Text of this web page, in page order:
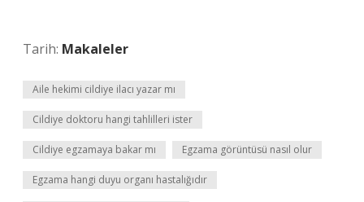
Tarih: Makaleler
Aile hekimi cildiye ilacı yazar mı
Cildiye doktoru hangi tahlilleri ister
Cildiye egzamaya bakar mı Egzama görüntüsü nasıl olur
Egzama hangi duyu organı hastalığıdır